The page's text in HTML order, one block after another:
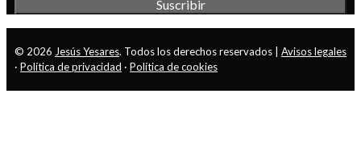
© 2026 Jesús Yesares. Todos los derechos reservados | Avisos legales
· Política de privacidad · Política de cookies